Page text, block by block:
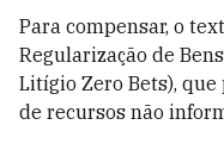
Para compensar, o
Regularização de
Litígio Zero Bets),
de recursos não